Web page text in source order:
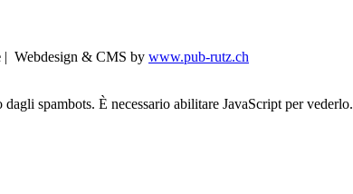
| Webdesign & CMS by www.pub-rutz.ch
spambots. È necessario abilitare JavaScript per vederlo.